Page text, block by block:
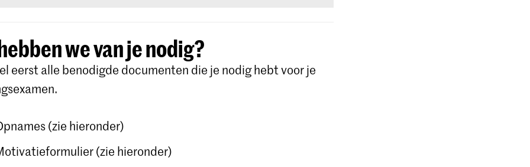
der Kunsten Den Haag (
Koninklijke
Koninklijk Conservatorium Den Haag)
en bevestig je aanmelding. Gedetailleerde instructies
op dewebsite
we van je nodig?
eerst alle benodigde documenten die je nodig hebt voor je
(zie hieronder)
(zie hieronder)